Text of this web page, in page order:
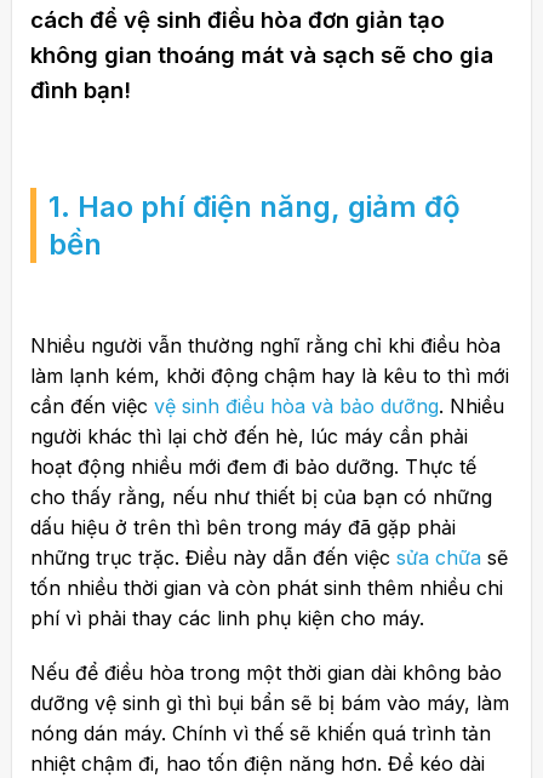
cách để vệ sinh điều hòa đơn giản tạo
không gian thoáng mát và sạch sẽ cho gia
đình bạn!
1. Hao phí điện năng, giảm độ
bền
Nhiều người vẫn thường nghĩ rằng chỉ khi điều hòa
làm lạnh kém, khởi động chậm hay là kêu to thì mới
cần đến việc vệ sinh điều hòa và bảo dưỡng. Nhiều
người khác thì lại chờ đến hè, lúc máy cần phải
hoạt động nhiều mới đem đi bảo dưỡng. Thực tế
cho thấy rằng, nếu như thiết bị của bạn có những
dấu hiệu ở trên thì bên trong máy đã gặp phải
những trục trặc. Điều này dẫn đến việc sửa chữasẽ
tốn nhiều thời gian và còn phát sinh thêm nhiều chi
phí vì phải thay các linh phụ kiện cho máy.
Nếu để điều hòa trong một thời gian dài không bảo
dưỡng vệ sinh gì thì bụi bẩn sẽ bị bám vào máy, làm
nóng dán máy. Chính vì thế sẽ khiến quá trình tản
nhiệt chậm đi, hao tốn điện năng hơn. Để kéo dài